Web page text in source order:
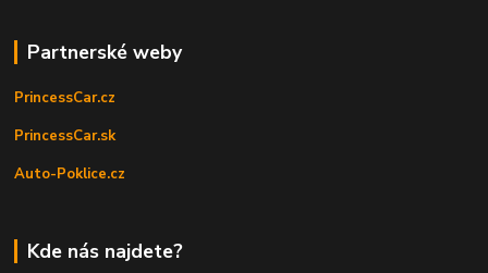
Partnerské weby
PrincessCar.cz
PrincessCar.sk
Auto-Poklice.cz
Kde nás najdete?